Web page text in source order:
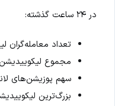
در ۲۴ ساعت گذشته:
تعداد معامله‌گران
مجموع لیکوییدیشن‌ها: ۱.۹۶
سهم پوزیشن‌های